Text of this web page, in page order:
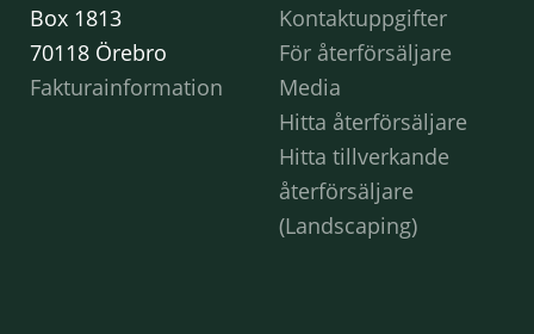
Box 1813
70118 Örebro
Fakturainformation
Kontaktuppgifter
För återförsäljare
Media
Hitta återförsäljare
Hitta tillverkande
återförsäljare
(Landscaping)